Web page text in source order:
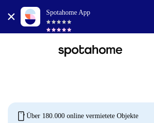
Spotahome App
mobile Über 180.000 online vermietete Objekte